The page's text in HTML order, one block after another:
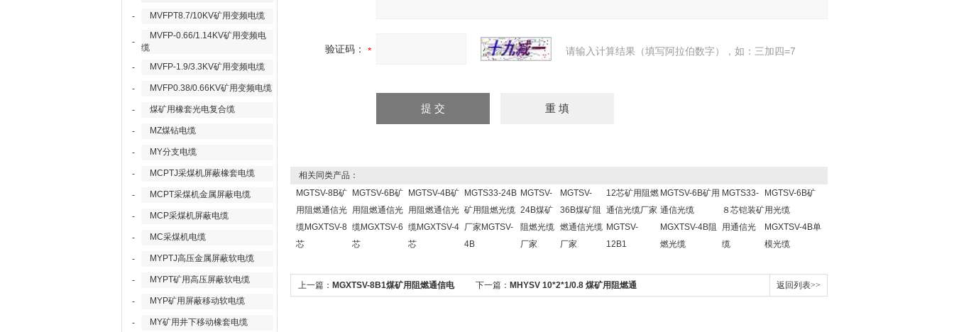
- MVFPT8.7/10KV矿用变频电缆
-
MVFP-0.66/1.14KV矿用变频电
缆
-
MVFP-1.9/3.3KV矿用变频电缆
- MVFP0.38/0.66KV矿用变频电缆
- 煤矿用橡套光电复合缆
- MZ煤钻电缆
- MY分支电缆
- MCPTJ采煤机屏蔽橡套电缆
- MCPT采煤机金属屏蔽电缆
- MCP采煤机屏蔽电缆
- MC采煤机电缆
- MYPTJ高压金属屏蔽软电缆
- MYPT矿用高压屏蔽软电缆
- MYP矿用屏蔽移动软电缆
- MY矿用井下移动橡套电缆
验证码： 请输入计算结果（填写阿拉伯数字），如：三加四=7
相关同类产品：
MGTSV-8B矿
用阻燃通信光
缆MGXTSV-8
芯
MGTSV-6B矿
用阻燃通信光
缆MGXTSV-6
芯
MGTSV-4B矿
用阻燃通信光
缆MGXTSV-4
芯
MGTS33-24B
矿用阻燃光缆
厂家MGTSV-
4B
MGTSV-
24B煤矿
阻燃光缆
厂家
MGTSV-
36B煤矿阻
燃通信光缆
厂家
12芯矿用阻燃
通信光缆厂家
MGTSV-
12B1
MGTSV-6B矿用
通信光缆
MGXTSV-4B阻
燃光缆
MGTS33-
８芯铠装矿
用通信光
缆
MGTSV-6B矿
用光缆
MGXTSV-4B单
模光缆
上一篇： MGXTSV-8B1煤矿用阻燃通信电 下一篇： MHYSV 10*2*1/0.8 煤矿用阻燃通 返回列表>>